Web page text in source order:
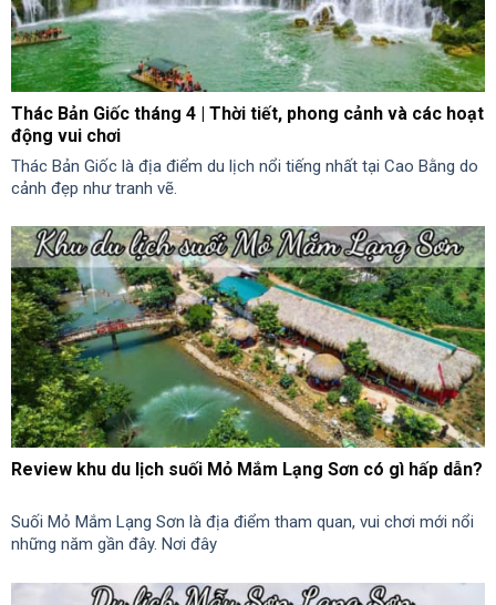
Thác Bản Giốc tháng 4 | Thời tiết, phong cảnh và các hoạt
động vui chơi
Thác Bản Giốc là địa điểm du lịch nổi tiếng nhất tại Cao Bằng do
cảnh đẹp như tranh vẽ.
Review khu du lịch suối Mỏ Mắm Lạng Sơn có gì hấp dẫn?
Suối Mỏ Mắm Lạng Sơn là địa điểm tham quan, vui chơi mới nổi
những năm gần đây. Nơi đây